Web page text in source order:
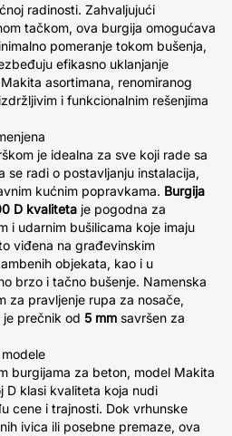
radinosti. Zahvaljujući
tačkom, ova burgija omogućava
pomeranje tokom bušenja,
efikasno uklanjanje
asortimana, renomiranog
i funkcionalnim rešenjima
je idealna za sve koji rade sa
se radi o postavljanju instalacija,
kućnim popravkama. Burgija
D kvaliteta je pogodna za
i udarnim bušilicama koje imaju
viđena na građevinskim
objekata, kao i u
brzo i tačno bušenje. Namenska
za pravljenje rupa za nosače,
prečnik od 5 mm savršen za
burgijama za beton, model Makita
D klasi kvaliteta koja nudi
cene i trajnosti. Dok vrhunske
ivica ili posebne premaze, ova